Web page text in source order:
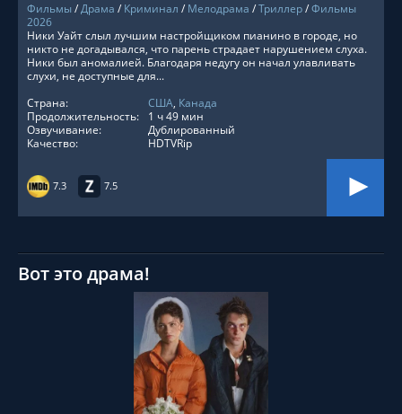
Фильмы/Драма / Криминал / Мелодрама /Триллер/Фильмы
2026
7.3 7.5
Ники Уайт слыл лучшим настройщиком пианино в городе, но
никто не догадывался, что парень страдает нарушением слуха.
Ники был аномалией. Благодаря недугу он начал улавливать
слухи, не доступные для...
Страна:
США, Канада
Продолжительность:
1 ч 49 мин
Озвучивание:
Дублированный
Качество:
HDTVRip
Вот это драма!